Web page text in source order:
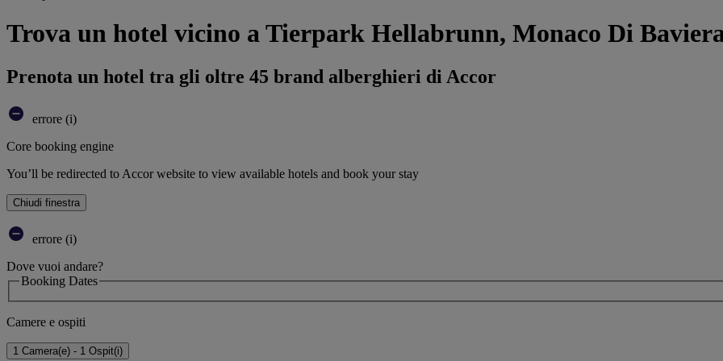
Trova un hotel vicino a Tierpark Hellabrunn, Monaco Di
Prenota un hotel tra gli oltre 45 brand alberghieri di Accor
errore (i)
Core booking engine
You’ll be redirected to Accor website to view available hotels and book your stay
Chiudi finestra
errore (i)
Dove vuoi andare?
Booking Dates
Camere e ospiti
1 Camera(e) - 1 Ospit(i)